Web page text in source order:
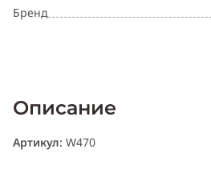
Бренд
Описание
Артикул: W470